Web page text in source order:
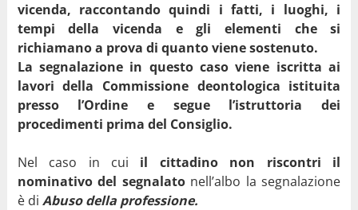
vicenda, raccontando quindi i fatti, i luoghi, i
tempi della vicenda e gli elementi che si
richiamano a prova di quanto viene sostenuto.
La segnalazione in questo caso viene iscritta ai
lavori della Commissione deontologica istituita
presso l’Ordine e segue l’istruttoria dei
procedimenti prima del Consiglio.
Nel caso in cui il cittadino non riscontri il
nominativo del segnalatonell’albo la segnalazione
è di Abuso della professione.